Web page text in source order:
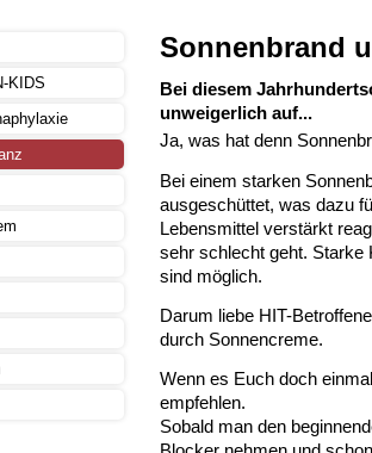
KIDS
Sonnenbrand
Bei diesem
unweigerlich auf...
Ja, was hat denn
Bei einem starken
ausgeschüttet, was dazu
Lebensmittel verstärkt
sehr schlecht geht. Starke
sind möglich.
Darum liebe HIT-
durch Sonnencreme.
Wenn es Euch doch
empfehlen.
Sobald man den